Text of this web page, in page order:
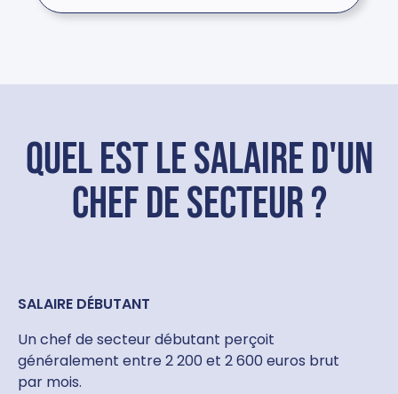
Quel est le salaire d'un
chef de secteur ?
SALAIRE DÉBUTANT
Un chef de secteur débutant perçoit
généralement entre 2 200 et 2 600 euros brut
par mois.